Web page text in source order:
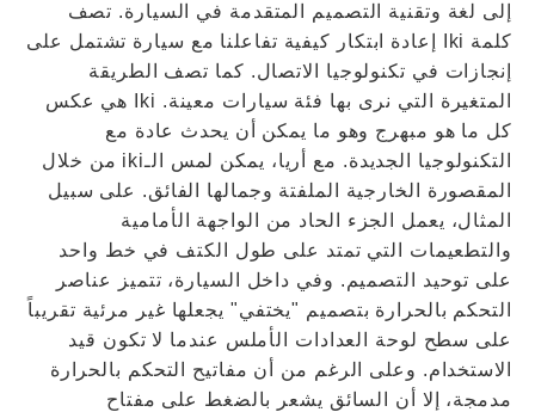
إلى لغة وتقنية التصميم المتقدمة في السيارة. تصف
كلمة Iki إعادة ابتكار كيفية تفاعلنا مع سيارة تشتمل على
إنجازات في تكنولوجيا الاتصال. كما تصف الطريقة
المتغيرة التي نرى بها فئة سيارات معينة. Iki هي عكس
كل ما هو مبهرج وهو ما يمكن أن يحدث عادة مع
التكنولوجيا الجديدة. مع أريا، يمكن لمس الـiki من خلال
المقصورة الخارجية الملفتة وجمالها الفائق. على سبيل
المثال، يعمل الجزء الحاد من الواجهة الأمامية
والتطعيمات التي تمتد على طول الكتف في خط واحد
على توحيد التصميم. وفي داخل السيارة، تتميز عناصر
التحكم بالحرارة بتصميم "يختفي" يجعلها غير مرئية تقريباً
على سطح لوحة العدادات الأملس عندما لا تكون قيد
الاستخدام. وعلى الرغم من أن مفاتيح التحكم بالحرارة
مدمجة، إلا أن السائق يشعر بالضغط على مفتاح